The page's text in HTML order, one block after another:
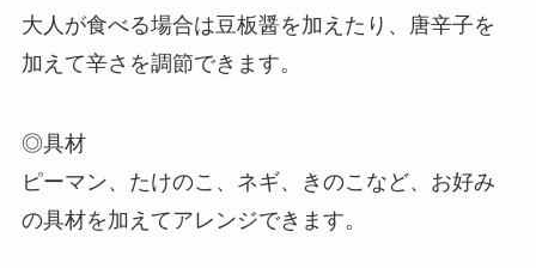
大人が食べる場合は豆板醤を加えたり、唐辛子を
加えて辛さを調節できます。
◎具材
ピーマン、たけのこ、ネギ、きのこなど、お好み
の具材を加えてアレンジできます。